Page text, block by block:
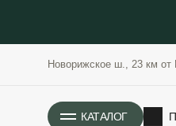
Новорижское ш., 23 км
КАТАЛОГ
ИСТОРИЯ